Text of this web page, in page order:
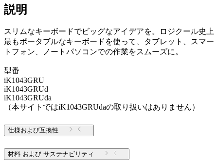
説明
スリムなキーボードでビッグなアイデアを。ロジクール史上
最もポータブルなキーボードを使って、タブレット、スマー
トフォン、ノートパソコンでの作業をスムーズに。
型番
iK1043GRU
iK1043GRUd
iK1043GRUda
（本サイトではiK1043GRUdaの取り扱いはありません）
仕様および互換性
材料 および サステナビリティ